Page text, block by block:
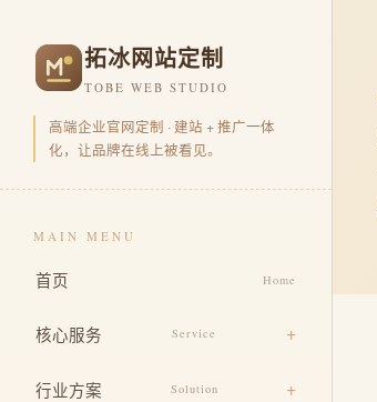
拓冰网站定制
TOBE WEB STUDIO
高端企业官网定制 · 建站 + 推广一体
化，让品牌在线上被看见。
MAIN MENU
首页 Home
核心服务 Service
品牌官网定制
行业方案 Solution